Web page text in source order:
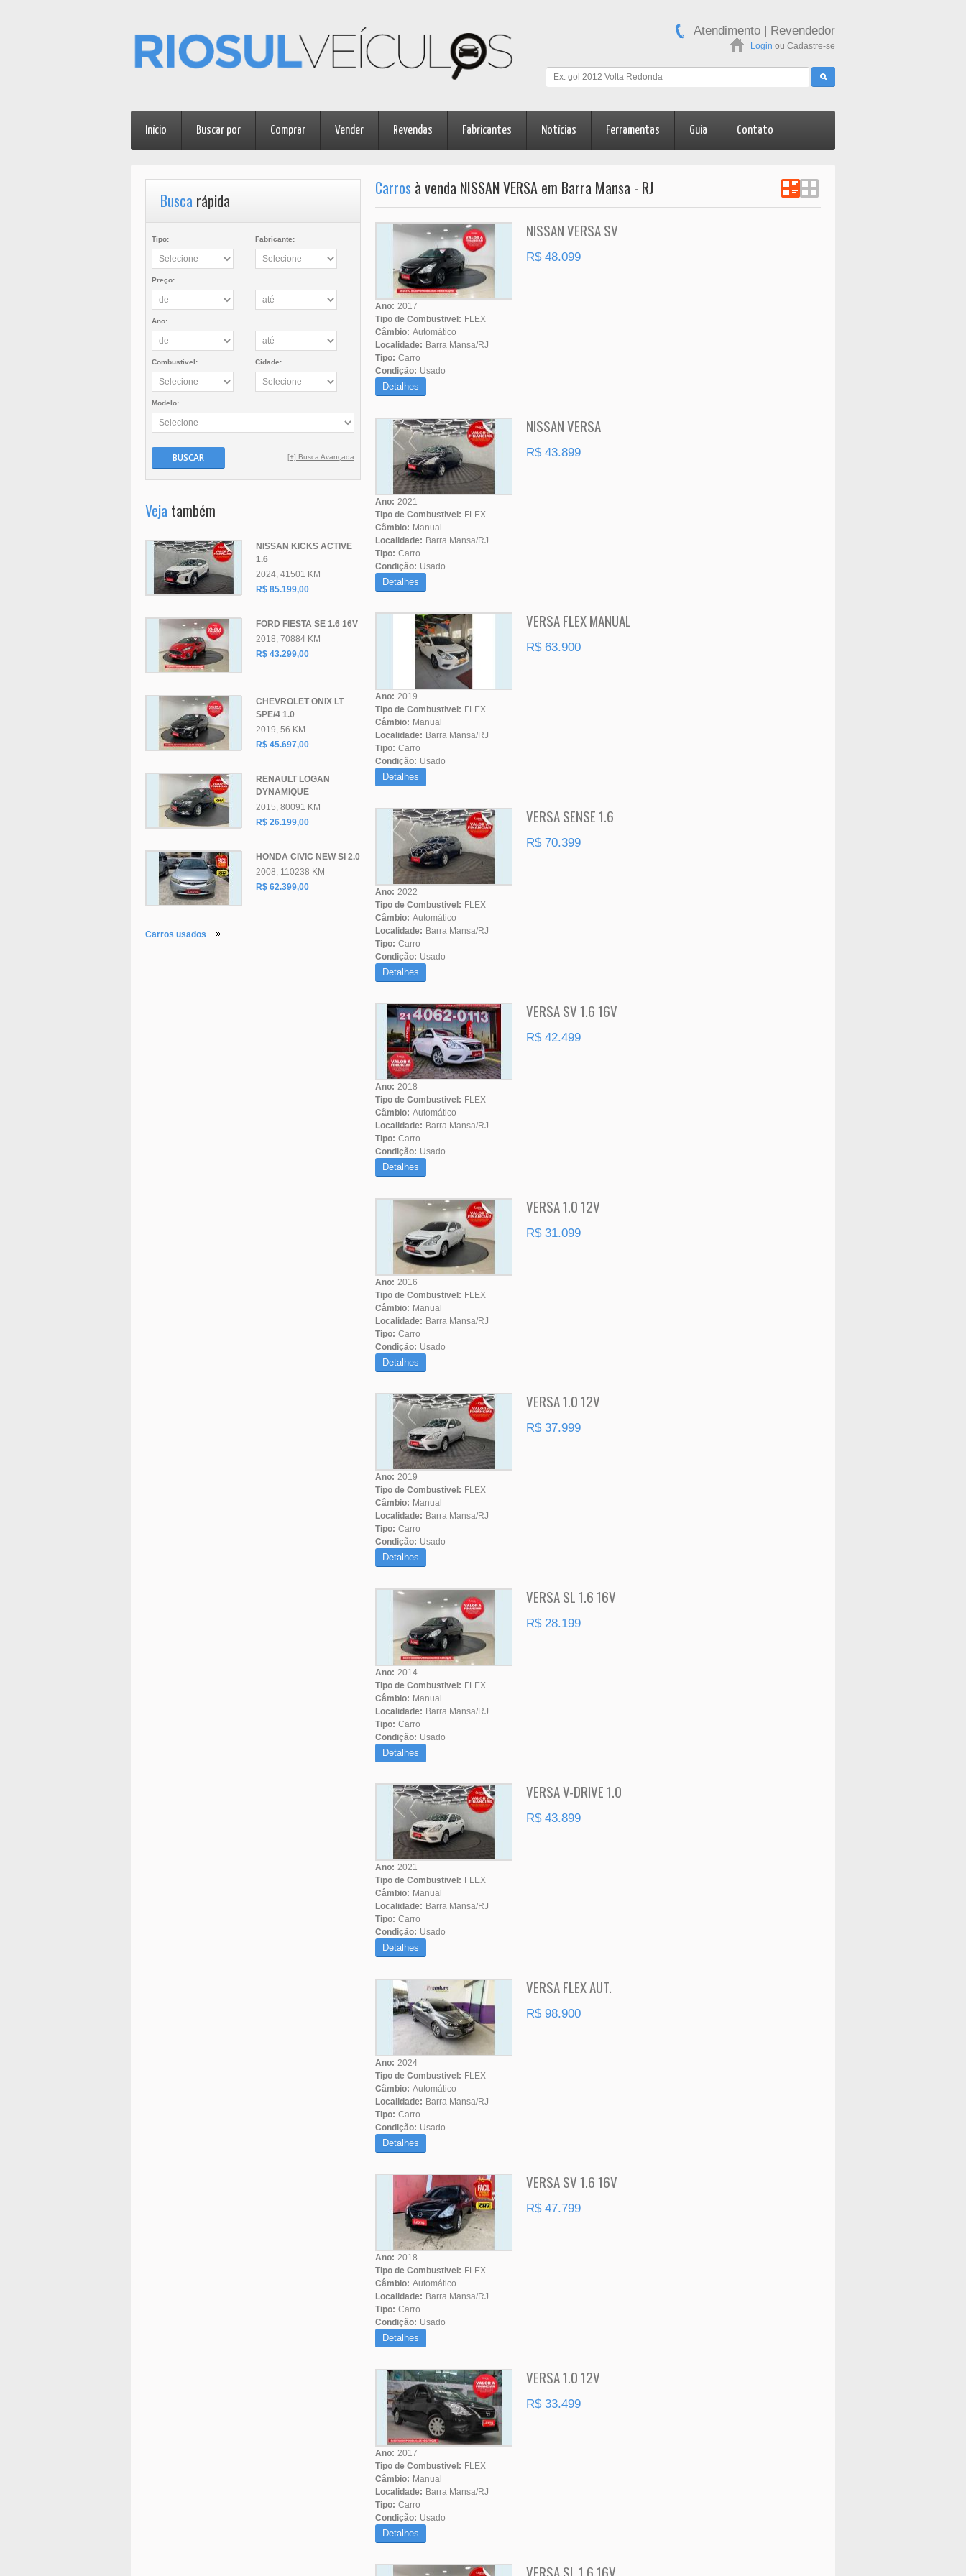
Atendimento | Revendedor
Login ou Cadastre-se
Início Buscar por Comprar Vender Revendas Fabricantes Notícias Ferramentas Guia Contato
Carros à venda NISSAN VERSA em Barra Mansa - RJ
NISSAN VERSA SV
R$ 48.099
Ano: 2017
Tipo de Combustivel: FLEX
Câmbio: Automático
Localidade: Barra Mansa/RJ
Tipo: Carro
Condição: Usado
Detalhes
NISSAN VERSA
R$ 43.899
Ano: 2021
Tipo de Combustivel: FLEX
Câmbio: Manual
Localidade: Barra Mansa/RJ
Tipo: Carro
Condição: Usado
Detalhes
VERSA FLEX MANUAL
R$ 63.900
Ano: 2019
Tipo de Combustivel: FLEX
Câmbio: Manual
Localidade: Barra Mansa/RJ
Tipo: Carro
Condição: Usado
Detalhes
VERSA SENSE 1.6
R$ 70.399
Ano: 2022
Tipo de Combustivel: FLEX
Câmbio: Automático
Localidade: Barra Mansa/RJ
Tipo: Carro
Condição: Usado
Detalhes
VERSA SV 1.6 16V
R$ 42.499
Ano: 2018
Tipo de Combustivel: FLEX
Câmbio: Automático
Localidade: Barra Mansa/RJ
Tipo: Carro
Condição: Usado
Detalhes
VERSA 1.0 12V
R$ 31.099
Ano: 2016
Tipo de Combustivel: FLEX
Câmbio: Manual
Localidade: Barra Mansa/RJ
Tipo: Carro
Condição: Usado
Detalhes
VERSA 1.0 12V
R$ 37.999
Ano: 2019
Tipo de Combustivel: FLEX
Câmbio: Manual
Localidade: Barra Mansa/RJ
Tipo: Carro
Condição: Usado
Detalhes
VERSA SL 1.6 16V
R$ 28.199
Ano: 2014
Tipo de Combustivel: FLEX
Câmbio: Manual
Localidade: Barra Mansa/RJ
Tipo: Carro
Condição: Usado
Detalhes
VERSA V-DRIVE 1.0
R$ 43.899
Ano: 2021
Tipo de Combustivel: FLEX
Câmbio: Manual
Localidade: Barra Mansa/RJ
Tipo: Carro
Condição: Usado
Detalhes
VERSA FLEX AUT.
R$ 98.900
Ano: 2024
Tipo de Combustivel: FLEX
Câmbio: Automático
Localidade: Barra Mansa/RJ
Tipo: Carro
Condição: Usado
Detalhes
VERSA SV 1.6 16V
R$ 47.799
Ano: 2018
Tipo de Combustivel: FLEX
Câmbio: Automático
Localidade: Barra Mansa/RJ
Tipo: Carro
Condição: Usado
Detalhes
VERSA 1.0 12V
R$ 33.499
Ano: 2017
Tipo de Combustivel: FLEX
Câmbio: Manual
Localidade: Barra Mansa/RJ
Tipo: Carro
Condição: Usado
Detalhes
Busca rápida
Tipo: Fabricante:
Preço:
Ano:
Combustível: Cidade:
Modelo:
BUSCAR [+] Busca Avançada
Veja também
NISSAN KICKS ACTIVE
1.6
2024, 41501 KM
R$ 85.199,00
FORD FIESTA SE 1.6 16V
2018, 70884 KM
R$ 43.299,00
CHEVROLET ONIX LT
SPE/4 1.0
2019, 56 KM
R$ 45.697,00
RENAULT LOGAN
DYNAMIQUE
2015, 80091 KM
R$ 26.199,00
HONDA CIVIC NEW SI 2.0
2008, 110238 KM
R$ 62.399,00
Carros usados